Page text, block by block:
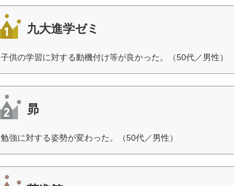
九大進学ゼミ
子供の学習に対する動機付け等が良かった。（50代／男性）
昴
勉強に対する姿勢が変わった。（50代／男性）